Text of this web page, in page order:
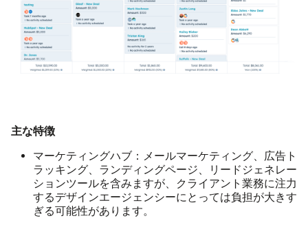
主な特徴
マーケティングハブ： メールマーケティング、広告ト
ラッキング、ランディングページ、リードジェネレー
ションツールを含みますが、クライアント業務に注力
するデザインエージェンシーにとっては負担が大きす
ぎる可能性があります。